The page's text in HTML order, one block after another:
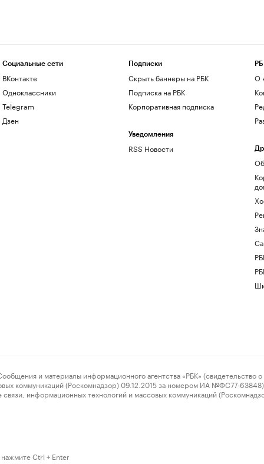
Социальные сети
ВКонтакте
Одноклассники
Telegram
Дзен
Подписки
Скрыть баннеры на РБК
Подписка на РБК
Корпоративная подписка
Уведомления
RSS Новости
О
и материалы информационного агентства «РБК» (свидетельство о
коммуникаций (Роскомнадзор) 09.12.2015 за номером ИА №ФС77-63848)
информационных технологий и массовых коммуникаций
Ctrl + Enter